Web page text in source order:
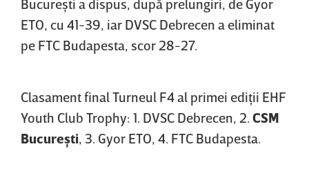
ETO, cu 41-39, iar DVSC Debrecen a eliminat
pe FTC Budapesta, scor 28-27.
Clasament final Turneul F4 al primei ediţii EHF
Youth Club Trophy: 1. DVSC Debrecen, 2. CSM
Bucureşti , 3. Gyor ETO, 4. FTC Budapesta.